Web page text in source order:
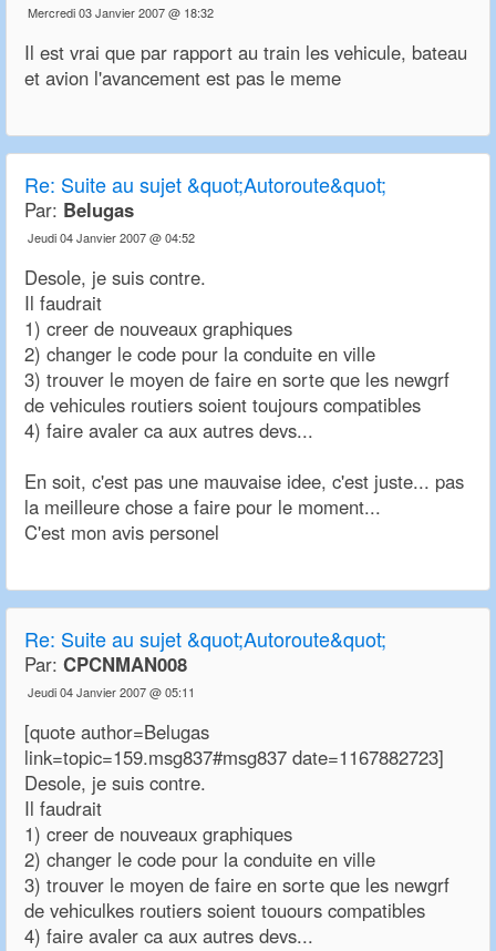
Mercredi 03 Janvier 2007 @ 18:32
Il est vrai que par rapport au train les vehicule, bateau
et avion l'avancement est pas le meme
Re: Suite au sujet &quot;Autoroute&quot;
Par: Belugas
Jeudi 04 Janvier 2007 @ 04:52
Desole, je suis contre.
Il faudrait
1) creer de nouveaux graphiques
2) changer le code pour la conduite en ville
3) trouver le moyen de faire en sorte que les newgrf
de vehicules routiers soient toujours compatibles
4) faire avaler ca aux autres devs...
En soit, c'est pas une mauvaise idee, c'est juste... pas
la meilleure chose a faire pour le moment...
C'est mon avis personel
Re: Suite au sujet &quot;Autoroute&quot;
Par: CPCNMAN008
Jeudi 04 Janvier 2007 @ 05:11
[quote author=Belugas
link=topic=159.msg837#msg837 date=1167882723]
Desole, je suis contre.
Il faudrait
1) creer de nouveaux graphiques
2) changer le code pour la conduite en ville
3) trouver le moyen de faire en sorte que les newgrf
de vehiculkes routiers soient touours compatibles
4) faire avaler ca aux autres devs...